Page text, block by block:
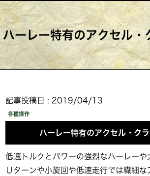
ハーレー特有のアクセル・
記事投稿日 : 2019/04/13
各種操作
ハーレー特有のアクセル・ク
低速トルクとパワーの強烈なハーレーや
Ｕターンや小旋回や低速走行では繊細な